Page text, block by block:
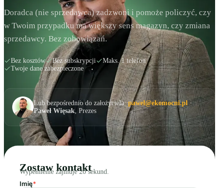
Doradca (nie sprzedawca) zadzwoni i pomoże policzyć, czy
w Twoim przypadku ma większy sens magazyn, czy zmiana
sprzedawcy. Bez zobowiązań.
Bez kosztów Bez subskrypcji
Maks. 1 telefon
Twoje dane zabezpieczone
Lub bezpośrednio do założyciela:pawel@ekomocni.pl·
Paweł Więsak, Prezes
Zostaw kontakt
Wypełnienie zajmuje 20 sekund.
Imię*